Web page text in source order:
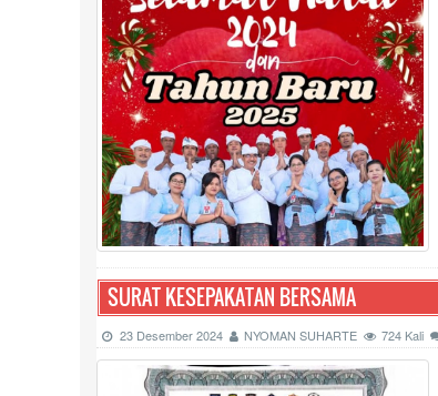
SURAT KESEPAKATAN BERSAMA
23 Desember 2024 NYOMAN SUHARTE 724 Kali